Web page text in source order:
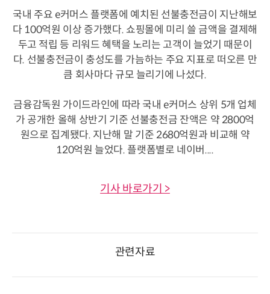
국내 주요 e커머스 플랫폼에 예치된 선불충전금이 지난해보
다 100억원 이상 증가했다. 쇼핑몰에 미리 쓸 금액을 결제해
두고 적립 등 리워드 혜택을 노리는 고객이 늘었기 때문이
다. 선불충전금이 충성도를 가늠하는 주요 지표로 떠오른 만
큼 회사마다 규모 늘리기에 나섰다.
금융감독원 가이드라인에 따라 국내 e커머스 상위 5개 업체
가 공개한 올해 상반기 기준 선불충전금 잔액은 약 2800억
원으로 집계됐다. 지난해 말 기준 2680억원과 비교해 약
120억원 늘었다. 플랫폼별로 네이버....
기사 바로가기 >
관련자료